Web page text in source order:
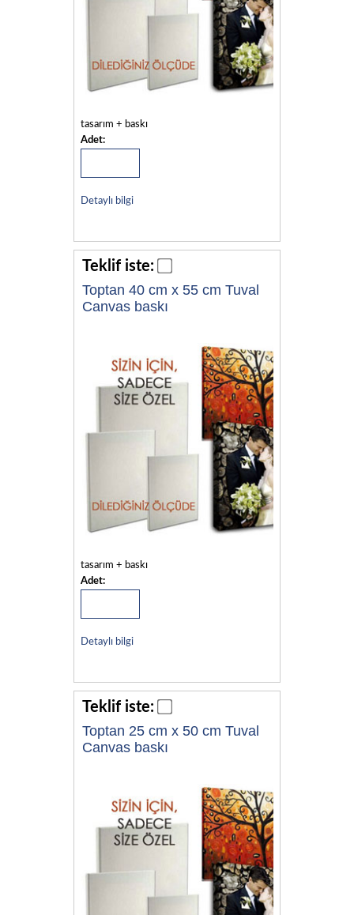
tasarım + baskı
Adet:
Detaylı bilgi
Teklif iste:
Toptan 40 cm x 55 cm Tuval
Canvas baskı
tasarım + baskı
Adet:
Detaylı bilgi
Teklif iste:
Toptan 25 cm x 50 cm Tuval
Canvas baskı